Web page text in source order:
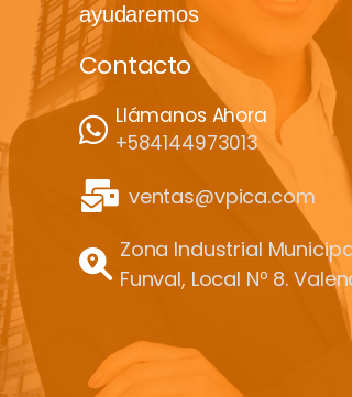
ayudaremos
Contacto
Llámanos Ahora
+584144973013
ventas@vpica.com
Zona Industrial
Funval, Local Nº 8.